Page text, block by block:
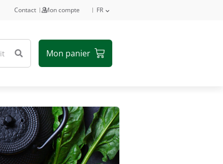
Contact Mon compte FR